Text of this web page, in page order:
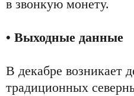
в звонкую монету.
• Выходные данные
В декабре возникает
традиционных